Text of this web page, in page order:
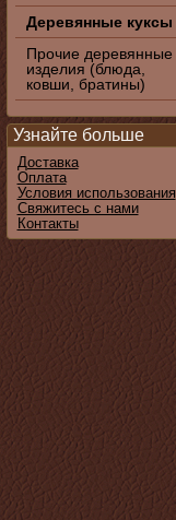
Деревянные куксы
Прочие деревянные
изделия (блюда,
ковши, братины)
Узнайте больше
Доставка
Оплата
Условия использования
Свяжитесь с нами
Контакты